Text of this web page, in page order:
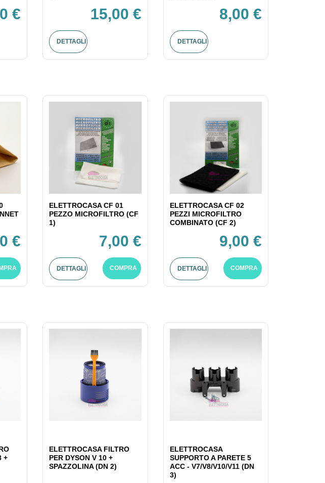
€ 15,00 €
DETTAGLI
8,00 €
DETTAGLI
€
ELETTROCASA CF 01
PEZZO MICROFILTRO (CF
1)
7,00 €
DETTAGLI COMPRA
ELETTROCASA CF 02
PEZZI MICROFILTRO
COMBINATO (CF 2)
9,00 €
DETTAGLI COMPRA
+
ELETTROCASA FILTRO
PER DYSON V 10 +
SPAZZOLINA (DN 2)
ELETTROCASA
SUPPORTO A PARETE 5
ACC - V7/V8/V10/V11 (DN
3)